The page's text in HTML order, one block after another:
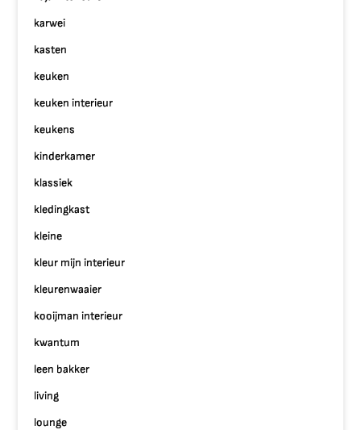
karwei
kasten
keuken
keuken interieur
keukens
kinderkamer
klassiek
kledingkast
kleine
kleur mijn interieur
kleurenwaaier
kooijman interieur
kwantum
leen bakker
living
lounge